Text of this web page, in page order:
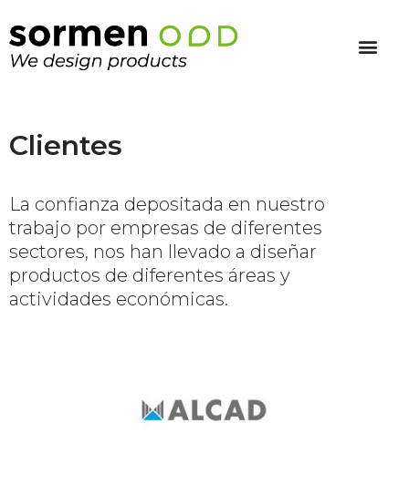
Clientes
La confianza depositada en nuestro
trabajo por empresas de diferentes
sectores, nos han llevado a diseñar
productos de diferentes áreas y
actividades económicas.
Alcad